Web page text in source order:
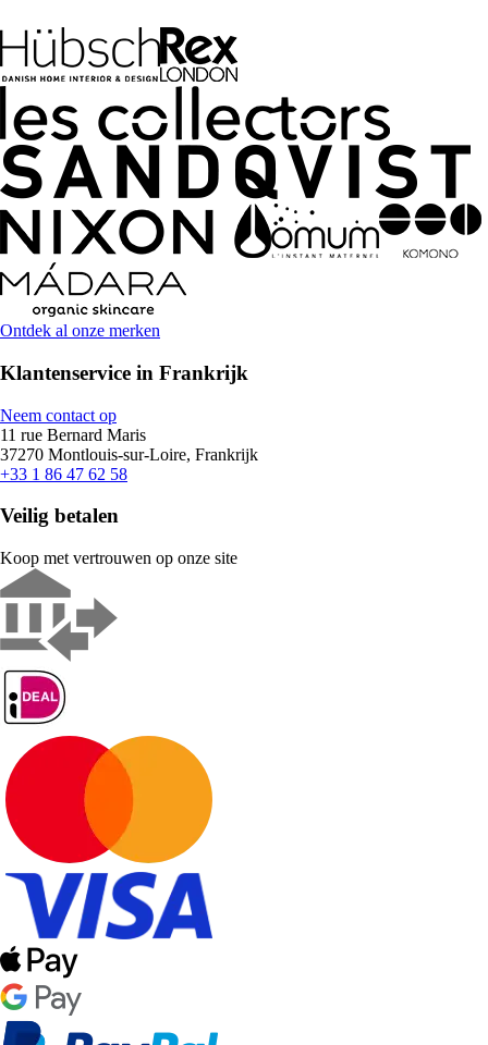
Ontdek al onze merken
Klantenservice in Frankrijk
Neem contact op
11 rue Bernard Maris
37270 Montlouis-sur-Loire, Frankrijk
+33 1 86 47 62 58
Veilig betalen
Koop met vertrouwen op onze site